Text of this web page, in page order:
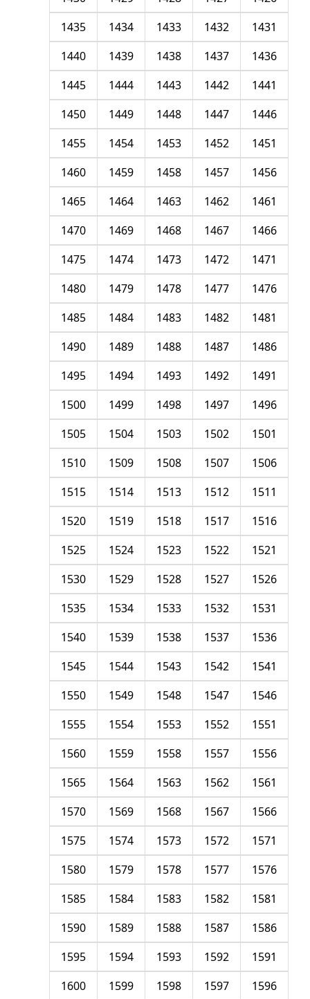
1431
1432
1433
1434
1435
1436
1437
1438
1439
1440
1441
1442
1443
1444
1445
1446
1447
1448
1449
1450
1451
1452
1453
1454
1455
1456
1457
1458
1459
1460
1461
1462
1463
1464
1465
1466
1467
1468
1469
1470
1471
1472
1473
1474
1475
1476
1477
1478
1479
1480
1481
1482
1483
1484
1485
1486
1487
1488
1489
1490
1491
1492
1493
1494
1495
1496
1497
1498
1499
1500
1501
1502
1503
1504
1505
1506
1507
1508
1509
1510
1511
1512
1513
1514
1515
1516
1517
1518
1519
1520
1521
1522
1523
1524
1525
1526
1527
1528
1529
1530
1531
1532
1533
1534
1535
1536
1537
1538
1539
1540
1541
1542
1543
1544
1545
1546
1547
1548
1549
1550
1551
1552
1553
1554
1555
1556
1557
1558
1559
1560
1561
1562
1563
1564
1565
1566
1567
1568
1569
1570
1571
1572
1573
1574
1575
1576
1577
1578
1579
1580
1581
1582
1583
1584
1585
1586
1587
1588
1589
1590
1591
1592
1593
1594
1595
1596
1597
1598
1599
1600